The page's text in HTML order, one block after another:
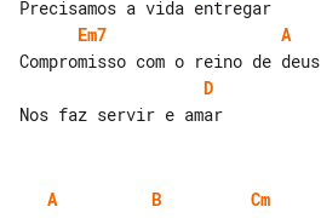
Em7
A
D
A B Cm